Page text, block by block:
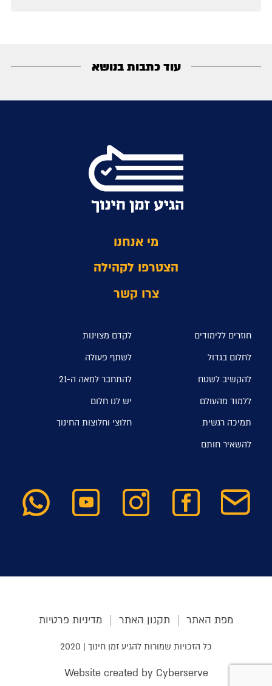
עוד כתבות בנושא
מי אנחנו
הצטרפו לקהילה
צרו קשר
חוזרים ללימודים
לקדם מצוינות
לחלום בגדול
לשתף פעולה
להקשיב לשטח
להתחבר למאה ה-21
ללמוד מהעולם
יש לנו חלום
תמיכה רגשית
חלוצי וחלוצות החינוך
להשאיר חותם
מפת האתר תקנון האתר מדיניות פרטיות
כל הזכויות שמורות להגיע זמן חינוך | 2020
Website created by Cyberserve